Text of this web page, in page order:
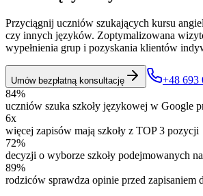
Przyciągnij uczniów szukających kursu
czy innych języków. Zoptymalizowana
wypełnienia grup i pozyskania klientów
Umów bezpłatną konsultację
+48 693
84%
uczniów szuka szkoły językowej w Google
6x
więcej zapisów mają szkoły z TOP 3 pozycji
72%
decyzji o wyborze szkoły podejmowanych
89%
rodziców sprawdza opinie przed zapisaniem